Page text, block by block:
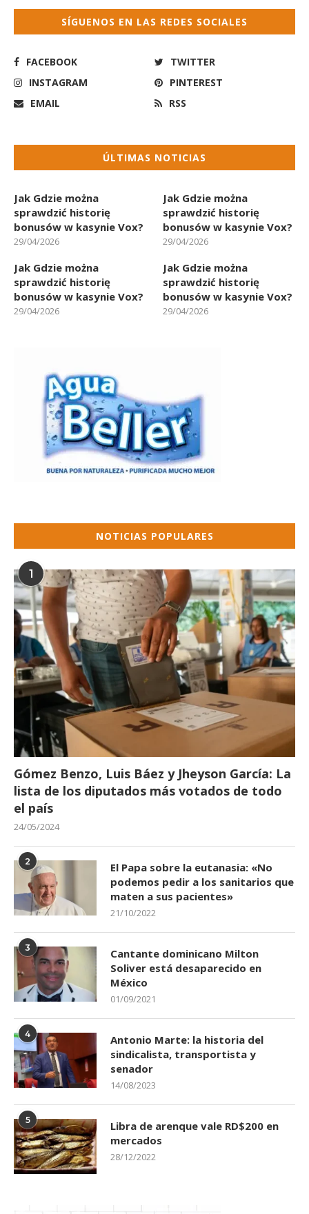
SÍGUENOS EN LAS REDES SOCIALES
FACEBOOK
TWITTER
INSTAGRAM
PINTEREST
EMAIL
RSS
ÚLTIMAS NOTICIAS
Jak Gdzie można
sprawdzić historię
bonusów w kasynie Vox?
29/04/2026
Jak Gdzie można
sprawdzić historię
bonusów w kasynie Vox?
29/04/2026
Jak Gdzie można
sprawdzić historię
bonusów w kasynie Vox?
29/04/2026
Jak Gdzie można
sprawdzić historię
bonusów w kasynie Vox?
29/04/2026
NOTICIAS POPULARES
1
Gómez Benzo, Luis Báez y Jheyson García: La
lista de los diputados más votados de todo
el país
24/05/2024
2
El Papa sobre la eutanasia: «No
podemos pedir a los sanitarios que
maten a sus pacientes»
21/10/2022
3
Cantante dominicano Milton
Soliver está desaparecido en
México
01/09/2021
4
Antonio Marte: la historia del
sindicalista, transportista y
senador
14/08/2023
5
Libra de arenque vale RD$200 en
mercados
28/12/2022